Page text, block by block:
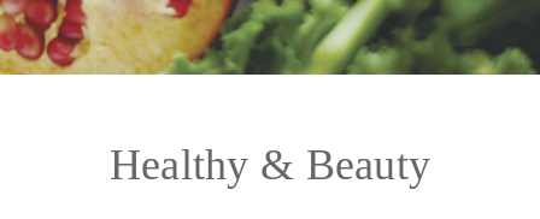
Healthy & Beauty